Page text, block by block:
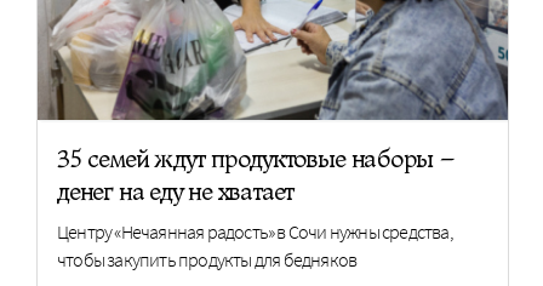
35 семей ждут продуктовые наборы –
денег на еду не хватает
Центру «Нечаянная радость» в Сочи нужны средства,
чтобы закупить продукты для бедняков